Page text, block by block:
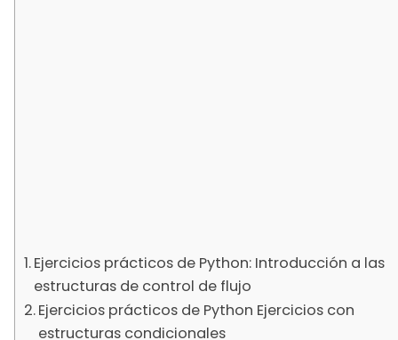
Ejercicios prácticos de Python: Introducción a las
estructuras de control de flujo
Ejercicios prácticos de Python Ejercicios con
estructuras condicionales